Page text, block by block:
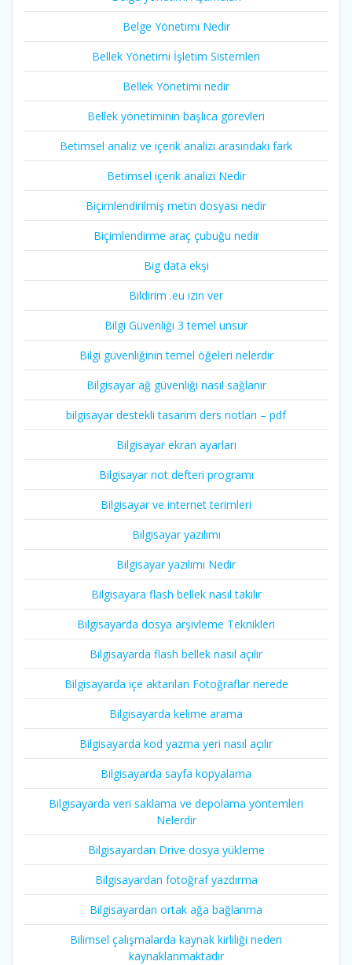
Belge Yönetimi Nedir
Bellek Yönetimi İşletim Sistemleri
Bellek Yönetimi nedir
Bellek yönetiminin başlıca görevleri
Betimsel analiz ve içerik analizi arasındaki fark
Betimsel içerik analizi Nedir
Biçimlendirilmiş metin dosyası nedir
Biçimlendirme araç çubuğu nedir
Big data ekşi
Bildirim .eu izin ver
Bilgi Güvenliği 3 temel unsur
Bilgi güvenliğinin temel öğeleri nelerdir
Bilgisayar ağ güvenliği nasıl sağlanır
bilgisayar destekli tasarim ders notları – pdf
Bilgisayar ekran ayarları
Bilgisayar not defteri programı
Bilgisayar ve internet terimleri
Bilgisayar yazılımı
Bilgisayar yazılımı Nedir
Bilgisayara flash bellek nasıl takılır
Bilgisayarda dosya arşivleme Teknikleri
Bilgisayarda flash bellek nasıl açılır
Bilgisayarda içe aktarılan Fotoğraflar nerede
Bilgisayarda kelime arama
Bilgisayarda kod yazma yeri nasıl açılır
Bilgisayarda sayfa kopyalama
Bilgisayarda veri saklama ve depolama yöntemleri
Nelerdir
Bilgisayardan Drive dosya yükleme
Bilgisayardan fotoğraf yazdırma
Bilgisayardan ortak ağa bağlanma
Bilimsel çalışmalarda kaynak kirliliği neden
kaynaklanmaktadır